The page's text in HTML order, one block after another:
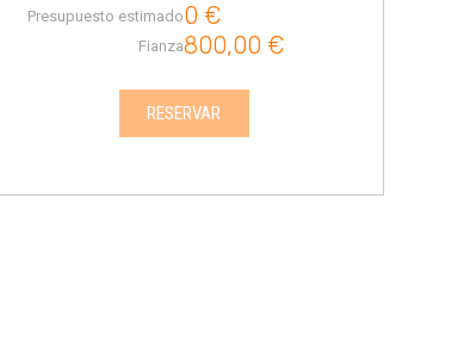
Presupuesto estimado0 €
Fianza800,00 €
RESERVAR